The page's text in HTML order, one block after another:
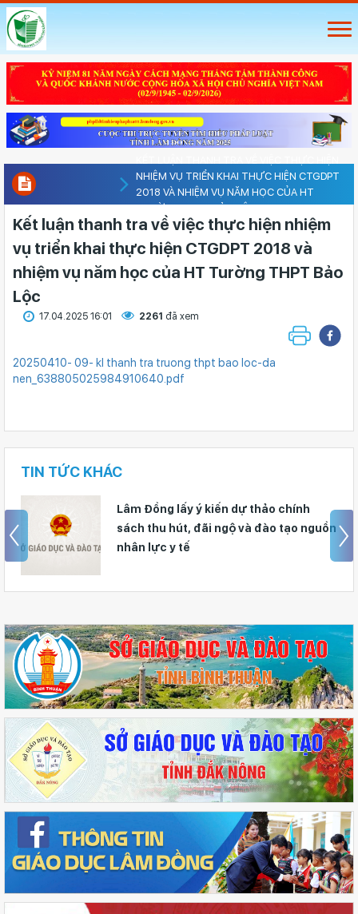
NHIỆM VỤ TRIỂN KHAI THỰC HIỆN CTGDPT
2018 VÀ NHIỆM VỤ NĂM HỌC CỦA HT
TURỜNG THPT BẢO LỘC
Kết luận thanh tra về việc thực hiện nhiệm
vụ triển khai thực hiện CTGDPT 2018 và
nhiệm vụ năm học của HT Turờng THPT Bảo
Lộc
17.04.2025 16:01 2261 đã xem
20250410- 09- kl thanh tra truong thpt bao loc-da
nen_638805025984910640.pdf
TIN TỨC KHÁC
Lâm Đồng lấy ý kiến dự thảo chính
sách thu hút, đãi ngộ và đào tạo nguồn
nhân lực y tế